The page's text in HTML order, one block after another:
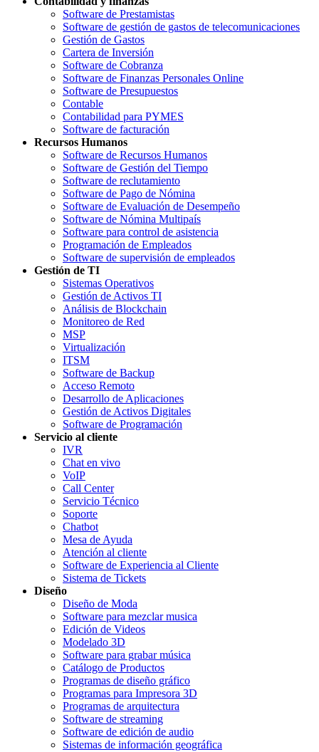
Software de Prestamistas
Software de gestión de gastos de telecomunicaciones
Gestión de Gastos
Cartera de Inversión
Software de Cobranza
Software de Finanzas Personales Online
Software de Presupuestos
Contable
Contabilidad para PYMES
Software de facturación
Recursos Humanos
Software de Recursos Humanos
Software de Gestión del Tiempo
Software de reclutamiento
Software de Pago de Nómina
Software de Evaluación de Desempeño
Software de Nómina Multipaís
Software para control de asistencia
Programación de Empleados
Software de supervisión de empleados
Gestión de TI
Sistemas Operativos
Gestión de Activos TI
Análisis de Blockchain
Monitoreo de Red
MSP
Virtualización
ITSM
Software de Backup
Acceso Remoto
Desarrollo de Aplicaciones
Gestión de Activos Digitales
Software de Programación
Servicio al cliente
IVR
Chat en vivo
VoIP
Call Center
Servicio Técnico
Soporte
Chatbot
Mesa de Ayuda
Atención al cliente
Software de Experiencia al Cliente
Sistema de Tickets
Diseño
Diseño de Moda
Software para mezclar musica
Edición de Videos
Modelado 3D
Software para grabar música
Catálogo de Productos
Programas de diseño gráfico
Programas para Impresora 3D
Programas de arquitectura
Software de streaming
Software de edición de audio
Sistemas de información geográfica